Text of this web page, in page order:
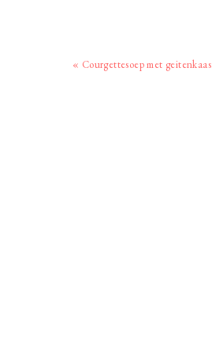
Vorig
« Courgettesoep met geitenkaas